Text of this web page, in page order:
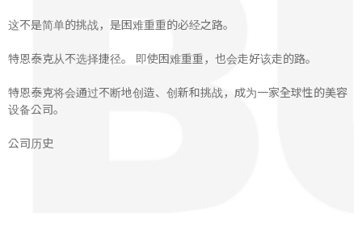
这不是简单的挑战，是困难重重的必经之路。
特恩泰克从不选择捷径。 即使困难重重，也会走好该走的路。
特恩泰克将会通过不断地创造、创新和挑战，成为一家全球性的美容
设备公司。
公司历史